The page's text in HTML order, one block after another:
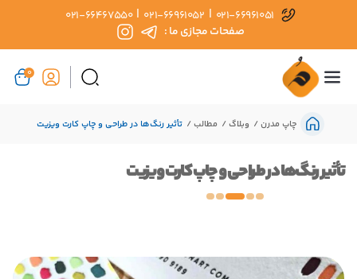
021-66961051
|
021-66961052
|
021-66467550
صفحات مجازی ما :
0
چاپ مدرن وبلاگ مطالب تأثیر رنگ‌ها در طراحی و چاپ کارت ویزیت
تأثیر رنگ‌ها در طراحی و چاپ کارت ویزیت